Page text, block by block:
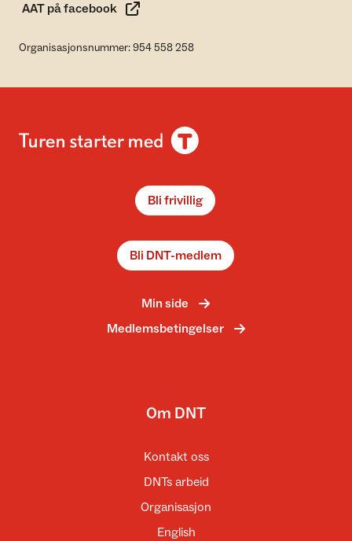
AAT på facebook
Organisasjonsnummer: 954 558 258
Bli frivillig
Bli DNT-medlem
Min side
Medlemsbetingelser
Om DNT
Kontakt oss
DNTs arbeid
Organisasjon
English